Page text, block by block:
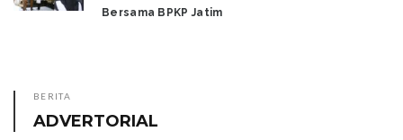
Bersama BPKP Jatim
BERITA
ADVERTORIAL